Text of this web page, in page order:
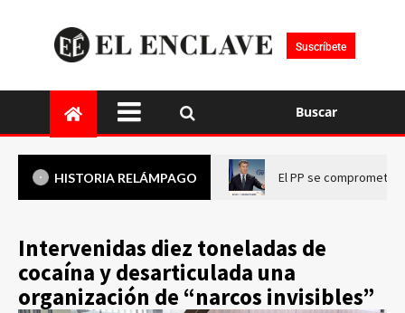
Suscríbete
Buscar
HISTORIA RELÁMPAGO El PP se compromete
Intervenidas diez toneladas de
cocaína y desarticulada una
organización de “narcos invisibles”